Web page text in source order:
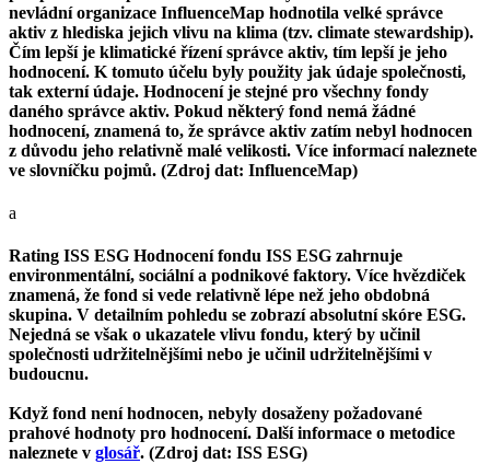
nevládní organizace InfluenceMap hodnotila velké správce
aktiv z hlediska jejich vlivu na klima (tzv. climate stewardship).
Čím lepší je klimatické řízení správce aktiv, tím lepší je jeho
hodnocení. K tomuto účelu byly použity jak údaje společnosti,
tak externí údaje. Hodnocení je stejné pro všechny fondy
daného správce aktiv. Pokud některý fond nemá žádné
hodnocení, znamená to, že správce aktiv zatím nebyl hodnocen
z důvodu jeho relativně malé velikosti. Více informací naleznete
ve slovníčku pojmů. (Zdroj dat: InfluenceMap)
a
Rating ISS ESG Hodnocení fondu ISS ESG zahrnuje
environmentální, sociální a podnikové faktory. Více hvězdiček
znamená, že fond si vede relativně lépe než jeho obdobná
skupina. V detailním pohledu se zobrazí absolutní skóre ESG.
Nejedná se však o ukazatele vlivu fondu, který by učinil
společnosti udržitelnějšími nebo je učinil udržitelnějšími v
budoucnu.
Když fond není hodnocen, nebyly dosaženy požadované
prahové hodnoty pro hodnocení. Další informace o metodice
naleznete v glosář. (Zdroj dat: ISS ESG)